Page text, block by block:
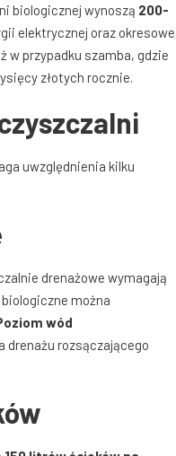
biologicznej wynoszą 200-
elektrycznej oraz okresowe
w przypadku szamba, gdzie
złotych rocznie.
uwzględnienia kilku
drenażowe wymagają
można
wód
drenażu rozsączającego